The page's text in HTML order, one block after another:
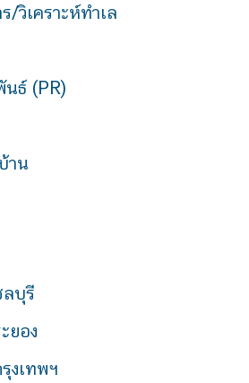
/วิเคราะห์ทำเล
นธ์ (PR)
าน
ลบุรี
ยอง
งเทพฯ